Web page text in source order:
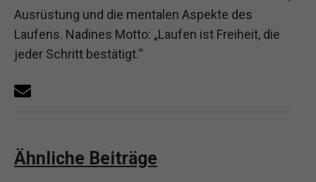
Ausrüstung und die mentalen Aspekte des
Laufens. Nadines Motto: „Laufen ist Freiheit, die
jeder Schritt bestätigt.“
Ähnliche Beiträge